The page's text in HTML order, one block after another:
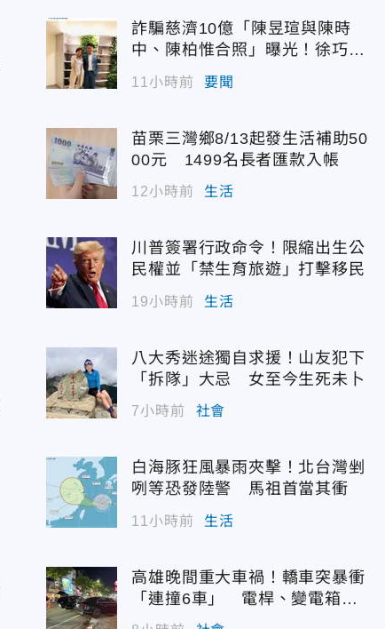
詐騙慈濟10億「陳昱瑄與陳時
中、陳柏惟合照」曝光！徐巧芯
震撼出手
11小時前 要聞
苗栗三灣鄉8/13起發生活補助50
00元 1499名長者匯款入帳
12小時前 生活
川普簽署行政命令！限縮出生公
民權並「禁生育旅遊」打擊移民
19小時前 生活
八大秀迷途獨自求援！山友犯下
「拆隊」大忌 女至今生死未卜
7小時前 社會
白海豚狂風暴雨夾擊！北台灣剉
咧等恐發陸警 馬祖首當其衝
11小時前 生活
高雄晚間重大車禍！轎車突暴衝
「連撞6車」 電桿、變電箱全
遭殃